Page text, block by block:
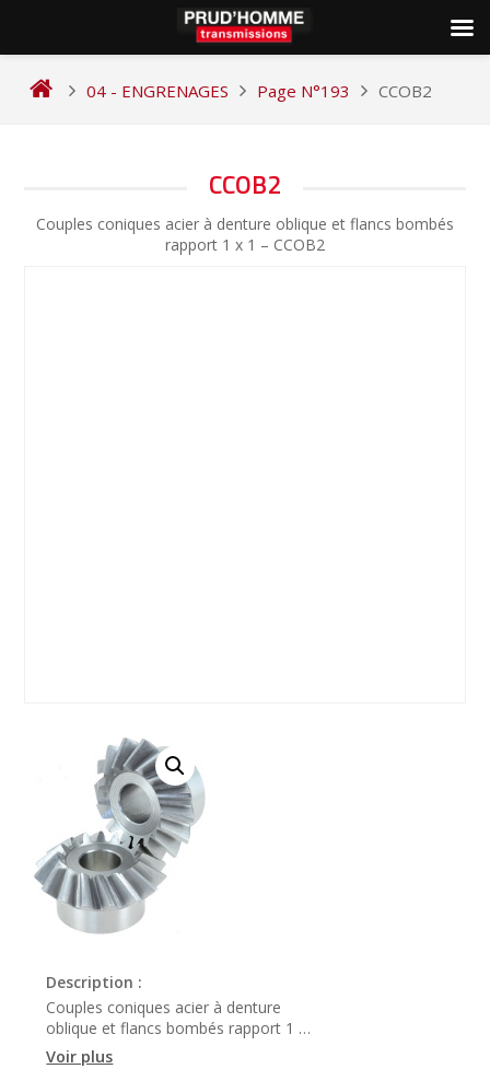
04 - ENGRENAGES Page N°193 CCOB2
CCOB2
Couples coniques acier à denture oblique et flancs bombés
rapport 1 x 1 – CCOB2
Description :
Couples coniques acier à denture
oblique et flancs bombés rapport 1 x
1 – CCOB2
Voir plus
DE